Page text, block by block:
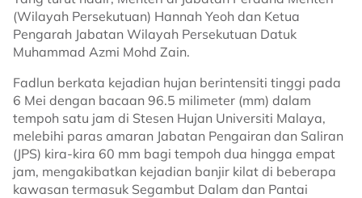
(Wilayah Persekutuan) Hannah Yeoh dan Ketua
Pengarah Jabatan Wilayah Persekutuan Datuk
Muhammad Azmi Mohd Zain.
Fadlun berkata kejadian hujan berintensiti tinggi pada
6 Mei dengan bacaan 96.5 milimeter (mm) dalam
tempoh satu jam di Stesen Hujan Universiti Malaya,
melebihi paras amaran Jabatan Pengairan dan Saliran
(JPS) kira-kira 60 mm bagi tempoh dua hingga empat
jam, mengakibatkan kejadian banjir kilat di beberapa
kawasan termasuk Segambut Dalam dan Pantai